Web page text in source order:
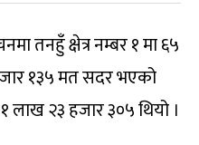
तनहुँ क्षेत्र नम्बर १ मा ६५
१३५ मत सदर भएको
लाख २३ हजार ३०५ थियो ।